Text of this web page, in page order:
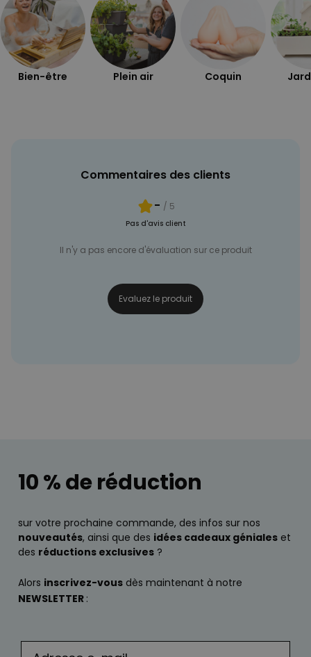
Bien-être Plein air Coquin
Commentaires des clients
- / 5
Pas d'avis client
Il n'y a pas encore d'évaluation sur ce produit
Evaluez le produit
10 % de réduction
sur votre prochaine commande, des infos sur nos
nouveautés, ainsi que des idées cadeaux géniales et
des réductions exclusives ?
Alors inscrivez-vous dès maintenant à notre
NEWSLETTER :